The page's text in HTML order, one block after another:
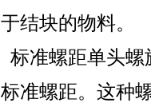
于结块的物料。
标准螺距单头
标准螺距。这种